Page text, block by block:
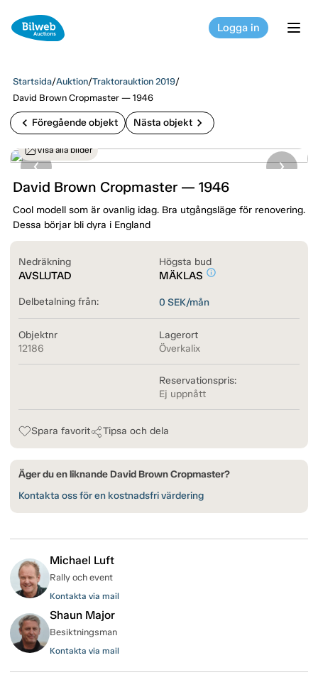
Logga in
Startsida/Auktion/Traktorauktion 2019/
David Brown Cropmaster — 1946
chevron_left Föregående objekt Nästa objekt chevron_right
Visa alla bilder
David Brown Cropmaster — 1946
Cool modell som är ovanlig idag. Bra utgångsläge för renovering.
Dessa börjar bli dyra i England
Nedräkning
AVSLUTAD
Högsta bud
MÄKLAS info_outline
Delbetalning från: 0 SEK/mån
Objektnr
12186
Lagerort
Överkalix
Reservationspris:
Ej uppnått
Spara favorit Tipsa och dela
Äger du en liknande David Brown Cropmaster?
Kontakta oss för en kostnadsfri värdering
Michael Luft
Rally och event
Kontakta via mail
Shaun Major
Besiktningsman
Kontakta via mail